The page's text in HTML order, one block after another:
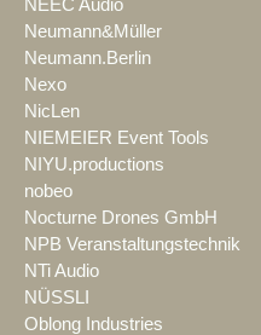
NEEC Audio
Neumann&Müller
Neumann.Berlin
Nexo
NicLen
NIEMEIER Event Tools
NIYU.productions
nobeo
Nocturne Drones GmbH
NPB Veranstaltungstechnik
NTi Audio
NÜSSLI
Oblong Industries